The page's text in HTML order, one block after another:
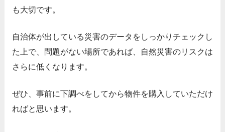
も大切です。
自治体が出している災害のデータをしっかりチェックし
た上で、問題がない場所であれば、自然災害のリスクは
さらに低くなります。
ぜひ、事前に下調べをしてから物件を購入していただけ
ればと思います。